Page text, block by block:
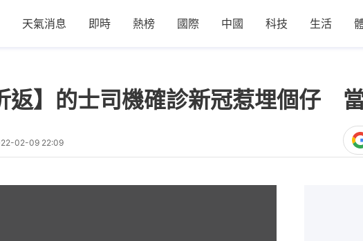
天氣消息 即時 熱榜 國際 中國 科技 生活
返】的士司機確診新冠惹埋個仔
02-09 22:09